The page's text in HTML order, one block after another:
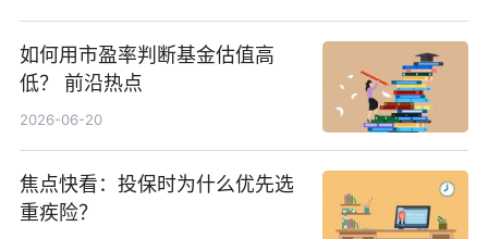
如何用市盈率判断基金估值高
低？ 前沿热点
2026-06-20
焦点快看：投保时为什么优先选
重疾险？